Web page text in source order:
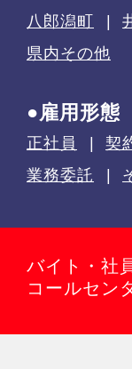
八郎潟町
県内その他
●雇用形態
正社員 契
業務委託
バイト・社
コールセン